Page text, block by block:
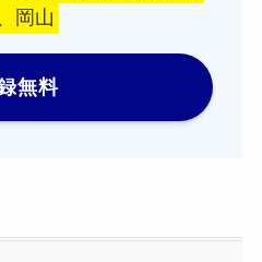
岡山
無料